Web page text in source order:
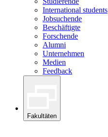
International students
Jobsuchende
Beschäftigte
Forschende
Alumni
Unternehmen
Medien
Feedback
Fakultäten